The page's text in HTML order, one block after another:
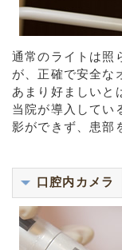
通常のライトは照
が、正確で安全な
あまり好ましいと
当院が導入してい
影ができず、患部
口腔内カメラ